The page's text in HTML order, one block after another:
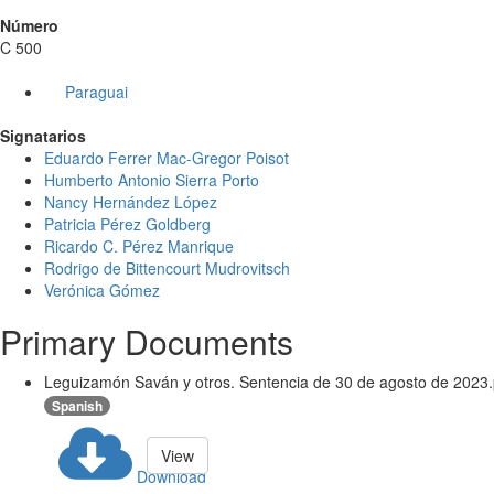
Número
C 500
Paraguai
Signatarios
Eduardo Ferrer Mac-Gregor Poisot
Humberto Antonio Sierra Porto
Nancy Hernández López
Patricia Pérez Goldberg
Ricardo C. Pérez Manrique
Rodrigo de Bittencourt Mudrovitsch
Verónica Gómez
Primary Documents
Leguizamón Saván y otros. Sentencia de 30 de agosto de
Spanish
Download
View